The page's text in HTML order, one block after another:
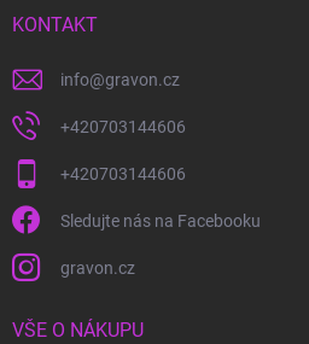
KONTAKT
info@gravon.cz
+420703144606
+420703144606
Sledujte nás na Facebooku
gravon.cz
VŠE O NÁKUPU